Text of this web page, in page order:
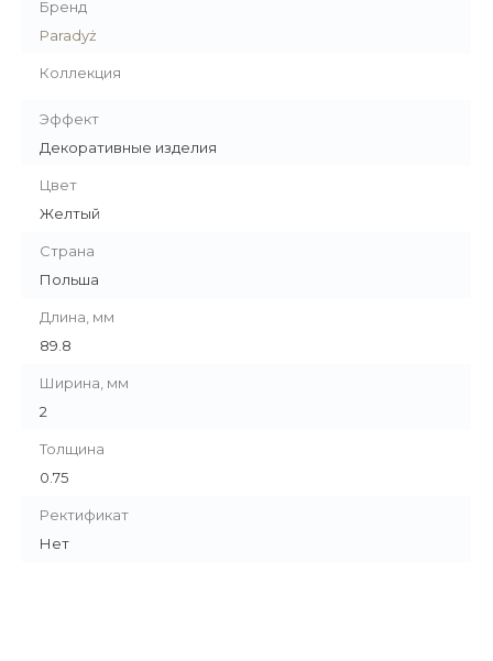
Бренд
Paradyż
Коллекция
Эффект
Декоративные изделия
Цвет
Желтый
Страна
Польша
Длина, мм
89.8
Ширина, мм
2
Толщина
0.75
Ректификат
Нет